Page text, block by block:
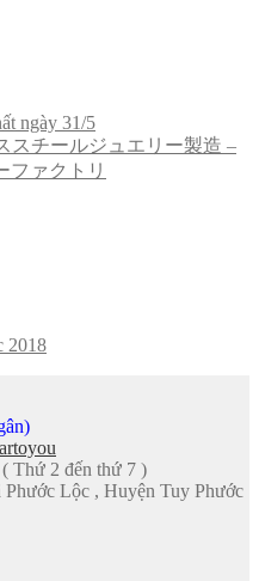
ngày 31/5
スチールジュエリー製造 –
ファクトリ
2018
Thứ 2 đến thứ 7 )
Lộc , Huyện Tuy Phước